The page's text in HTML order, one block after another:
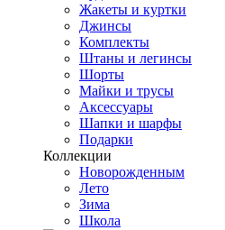
Жакеты и куртки
Джинсы
Комплекты
Штаны и легинсы
Шорты
Майки и трусы
Аксессуары
Шапки и шарфы
Подарки
Коллекции
Новорожденным
Лето
Зима
Школа